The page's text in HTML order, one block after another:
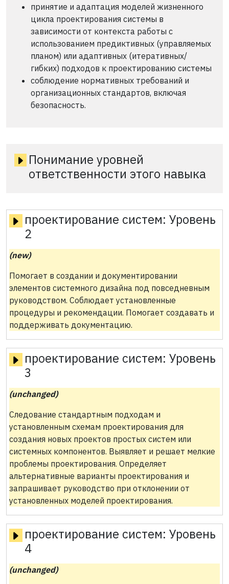
принятие и адаптация моделей жизненного
цикла проектирования системы в
зависимости от контекста работы с
использованием предиктивных (управляемых
планом) или адаптивных (итеративных/
гибких) подходов к проектированию системы
соблюдение нормативных требований и
организационных стандартов, включая
безопасность.
Понимание уровней
ответственности этого навыка
проектирование систем: Уровень
2
(new)
Помогает в создании и документировании
элементов системного дизайна под повседневным
руководством. Соблюдает установленные
процедуры и рекомендации. Помогает создавать и
поддерживать документацию.
проектирование систем: Уровень
3
(unchanged)
Следование стандартным подходам и
установленным схемам проектирования для
создания новых проектов простых систем или
системных компонентов. Выявляет и решает мелкие
проблемы проектирования. Определяет
альтернативные варианты проектирования и
запрашивает руководство при отклонении от
установленных моделей проектирования.
проектирование систем: Уровень
4
(unchanged)